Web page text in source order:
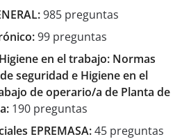
985 preguntas
99 preguntas
en el trabajo: Normas
seguridad e Higiene en el
de operario/a de Planta de
190 preguntas
EPREMASA:45 preguntas